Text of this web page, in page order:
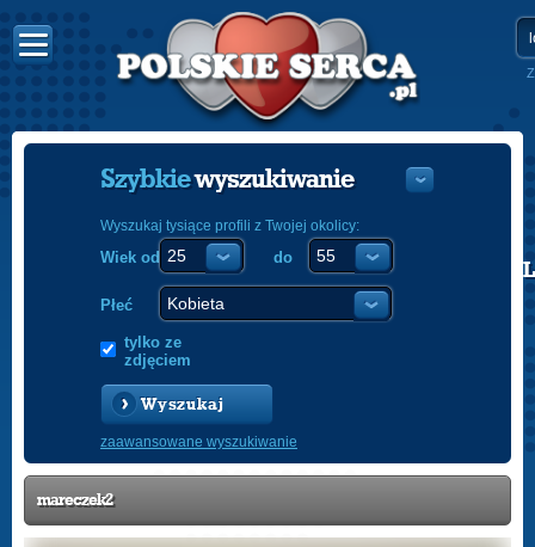
POLISH
Szybkiewyszukiwanie
Wyszukaj tysiące profili z Twojej okolicy:
Wiek od do
Płeć
tylko ze
zdjęciem
Wyszukaj
zaawansowane wyszukiwanie
mareczek2